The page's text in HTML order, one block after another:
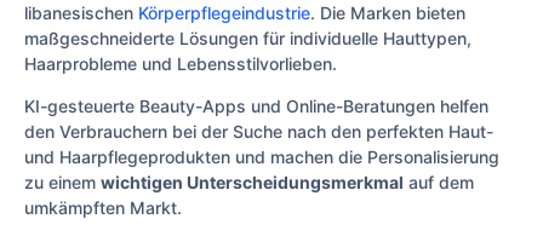
libanesischen Körperpflegeindustrie. Die Marken bieten
maßgeschneiderte Lösungen für individuelle Hauttypen,
Haarprobleme und Lebensstilvorlieben.
KI-gesteuerte Beauty-Apps und Online-Beratungen helfen
den Verbrauchern bei der Suche nach den perfekten Haut-
und Haarpflegeprodukten und machen die Personalisierung
zu einem wichtigen Unterscheidungsmerkmal auf dem
umkämpften Markt.